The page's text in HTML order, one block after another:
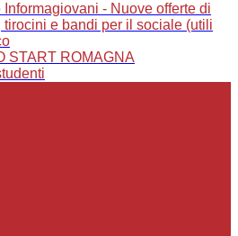
- Nuove offerte di
tirocini e bandi per il sociale (utili
START ROMAGNA